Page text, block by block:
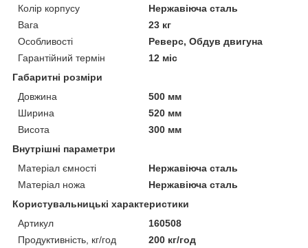
Колір корпусу
Нержавіюча сталь
Вага
23 кг
Особливості
Реверс, Обдув двигуна
Гарантійний термін
12 міс
Габаритні розміри
Довжина
500 мм
Ширина
520 мм
Висота
300 мм
Внутрішні параметри
Матеріал ємності
Нержавіюча сталь
Матеріал ножа
Нержавіюча сталь
Користувальницькі характеристики
Артикул
160508
Продуктивність, кг/год
200 кг/год